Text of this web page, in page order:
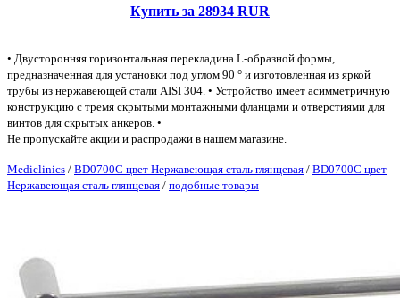
Купить за 28934 RUR
• Двусторонняя горизонтальная перекладина L-образной формы,
предназначенная для установки под углом 90 ° и изготовленная из яркой
трубы из нержавеющей стали AISI 304. • Устройство имеет асимметричную
конструкцию с тремя скрытыми монтажными фланцами и отверстиями для
винтов для скрытых анкеров. •
Не пропускайте акции и распродажи в нашем магазине.
Mediclinics / BD0700C цвет Нержавеющая сталь глянцевая / BD0700C цвет
Нержавеющая сталь глянцевая / подобные товары